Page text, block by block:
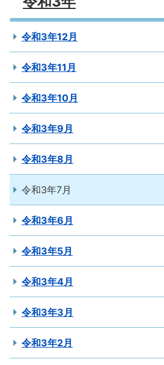
令和3年12月
令和3年11月
令和3年10月
令和3年9月
令和3年8月
令和3年7月
令和3年6月
令和3年5月
令和3年4月
令和3年3月
令和3年2月